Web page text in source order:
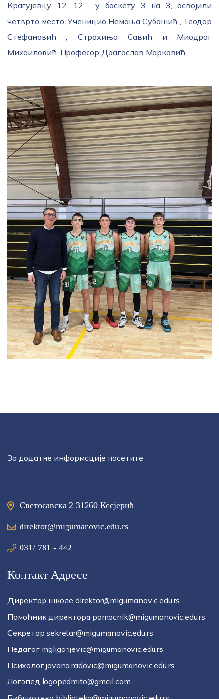
Крагујевцу 12. 12 . у баскету 3 на 3, освојили
четврто место. Ученицио Немања Субашић , Теодор
Стефановић , Страхиња Савић и Миодраг
Михаиловић. Професор Драгослав Марковић.
За додатне информације посетите
Светосавска 2 31260 Косјерић
direktor@migumanovic.edu.rs
031/ 781 - 442
Контакт Адресе
Директор школе direktor@migumanovic.edu.rs
Помоћник директора pomocnik@migumanovic.edu.rs
Секретар sekretar@migumanovic.edu.rs
Педагог mgligorijevic@migumanovic.edu.rs
Психолог jovana.radovic@migumanovic.edu.rs
Логопед logopedmito@gmail.com